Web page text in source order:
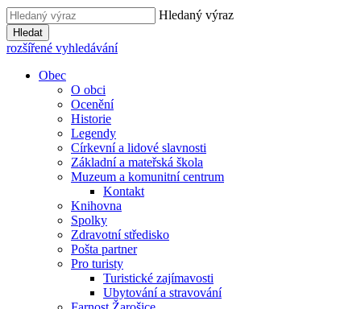
Hledaný výraz
Hledat
rozšířené vyhledávání
Obec
O obci
Ocenění
Historie
Legendy
Církevní a lidové slavnosti
Základní a mateřská škola
Muzeum a komunitní centrum
Kontakt
Knihovna
Spolky
Zdravotní středisko
Pošta partner
Pro turisty
Turistické zajímavosti
Ubytování a stravování